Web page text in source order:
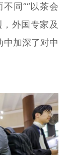
同”“以茶会
外国专家及
中加深了对中